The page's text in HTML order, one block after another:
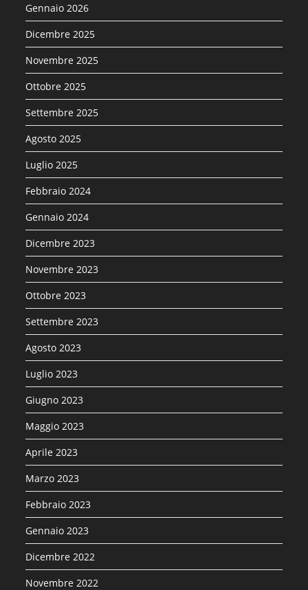
Gennaio 2026
Dicembre 2025
Novembre 2025
Ottobre 2025
Settembre 2025
Agosto 2025
Luglio 2025
Febbraio 2024
Gennaio 2024
Dicembre 2023
Novembre 2023
Ottobre 2023
Settembre 2023
Agosto 2023
Luglio 2023
Giugno 2023
Maggio 2023
Aprile 2023
Marzo 2023
Febbraio 2023
Gennaio 2023
Dicembre 2022
Novembre 2022